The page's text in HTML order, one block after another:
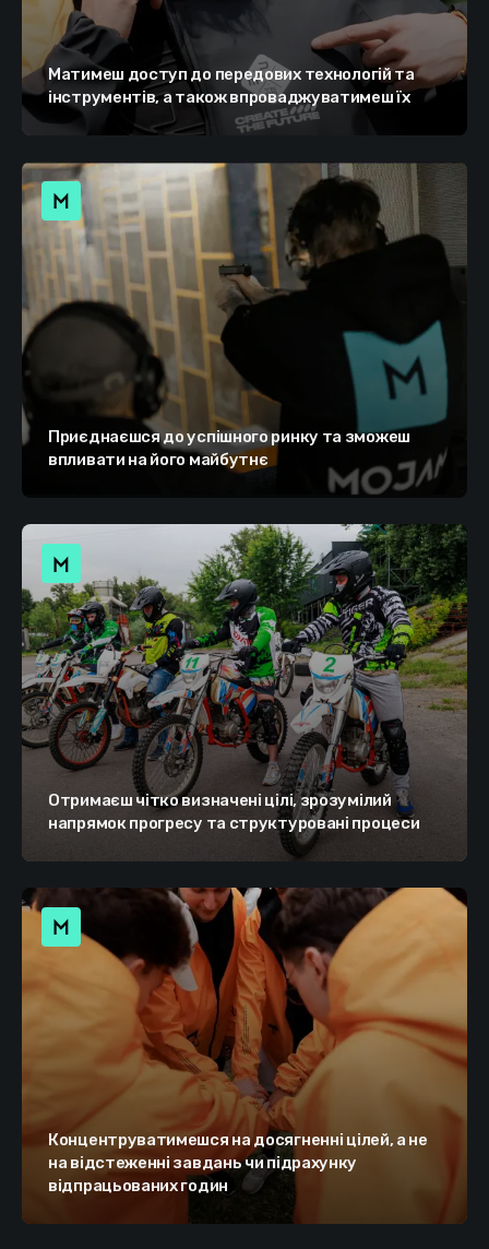
Матимеш доступ до передових технологій та
інструментів, а також впроваджуватимеш їх
Приєднаєшся до успішного ринку та зможеш
впливати на його майбутнє
Отримаєш чітко визначені цілі, зрозумілий
напрямок прогресу та структуровані процеси
Концентруватимешся на досягненні цілей, а не
на відстеженні завдань чи підрахунку
відпрацьованих годин